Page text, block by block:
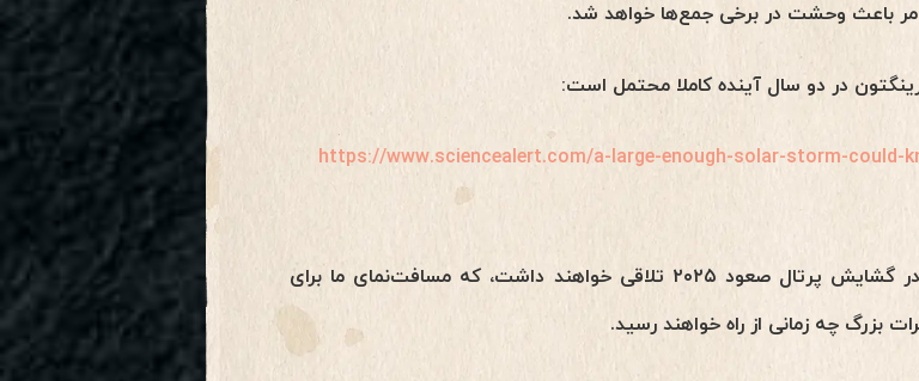
امر باعث وحشت در برخی جمع‌ها خواهد شد.
در دو سال آینده کاملا محتمل است:
https://www.sciencealert.com/a-large-enough-solar-storm-could-
هر سه چرخه، کیهانی و کهکشانی و خورشیدی، در گشایش پرتال صعود ۲۰۲۵ تلاقی خواهند داشت، که مسافت‌نمای ما برای
چه زمانی از راه خواهند رسید.